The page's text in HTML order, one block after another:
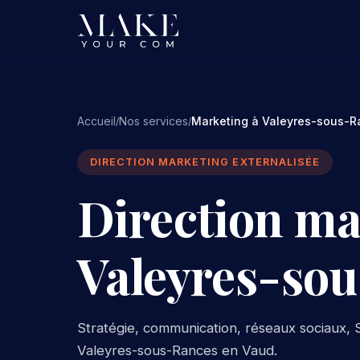
Accueil/Nos services/Marketing à Valeyres-sous-
DIRECTION MARKETING EXTERNALISÉE
Direction
Valeyres-
Stratégie, communication, réseaux
Valeyres-sous-Rances en Vaud.